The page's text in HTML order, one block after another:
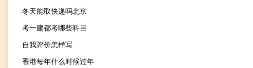
冬天能取快递吗北京
考一建都考哪些科目
自我评价怎样写
香港每年什么时候过年